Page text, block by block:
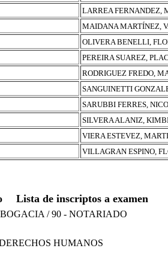
LARREA FERNANDEZ,
MAIDANA MARTÍNEZ,
OLIVERA BENELLI,
PEREIRA SUAREZ,
RODRIGUEZ FREDO,
SANGUINETTI
SARUBBI FERRES,
SILVERA ALANIZ,
VIERA ESTEVEZ,
VILLAGRAN ESPINO,
Lista de inscriptos a examen
/ 90 - NOTARIADO
HUMANOS